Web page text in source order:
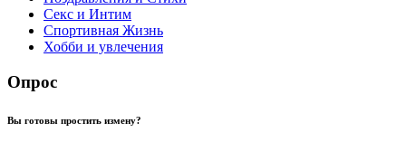
Секс и Интим
Спортивная Жизнь
Хобби и увлечения
Опрос
Вы готовы простить измену?